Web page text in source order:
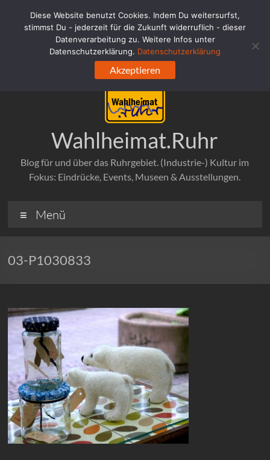
springen
Wahlheimat.Ruhr
Blog für und über das Ruhrgebiet. (Industrie-) Kultur im
Fokus: Eindrücke, Events, Museen & Ausstellungen.
Menü
03-P1030833
Diese Website benutzt Cookies. Indem Du weitersurfst,
stimmst Du - jederzeit für die Zukunft widerruflich - dieser
Datenverarbeitung zu. Weitere Infos unter
Datenschutzerklärung. Datenschutzerklärung
Akzeptieren